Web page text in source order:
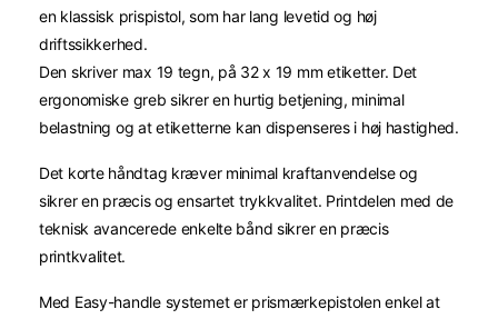
en klassisk prispistol, som har lang levetid og høj
driftssikkerhed.
Den skriver max 19 tegn, på 32 x 19 mm etiketter. Det
ergonomiske greb sikrer en hurtig betjening, minimal
belastning og at etiketterne kan dispenseres i høj hastighed.
Det korte håndtag kræver minimal kraftanvendelse og
sikrer en præcis og ensartet trykkvalitet. Printdelen med de
teknisk avancerede enkelte bånd sikrer en præcis
printkvalitet.
Med Easy-handle systemet er prismærkepistolen enkel at